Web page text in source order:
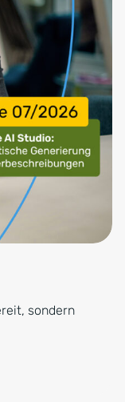
sondern